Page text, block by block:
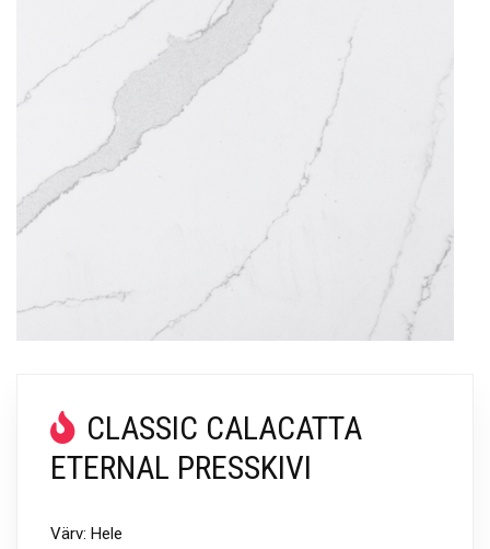
CLASSIC CALACATTA
ETERNAL PRESSKIVI
Värv: Hele